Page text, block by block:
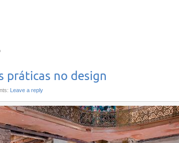
práticas no design
Leave a reply